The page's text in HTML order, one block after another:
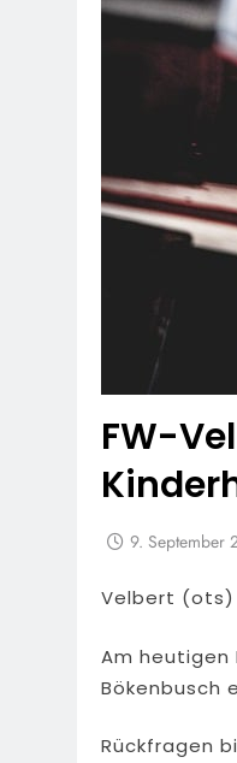
FW-
9. September
Velbert (ots)
Am heutigen
Bökenbusch
Rückfragen